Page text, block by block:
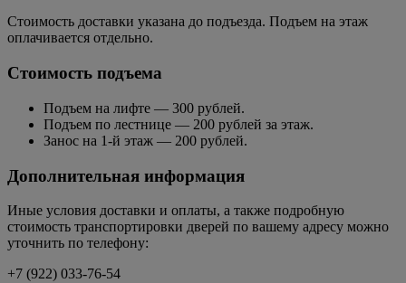
Стоимость доставки указана до подъезда. Подъем на этаж
оплачивается отдельно.
Стоимость подъема
Подъем на лифте — 300 рублей.
Подъем по лестнице — 200 рублей за этаж.
Занос на 1-й этаж — 200 рублей.
Дополнительная информация
Иные условия доставки и оплаты, а также подробную
стоимость транспортировки дверей по вашему адресу можно
уточнить по телефону:
+7 (922) 033-76-54